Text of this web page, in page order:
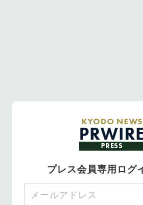
KYODO NEWS
PRWIRE
PRESS
プレス会員専用ログ